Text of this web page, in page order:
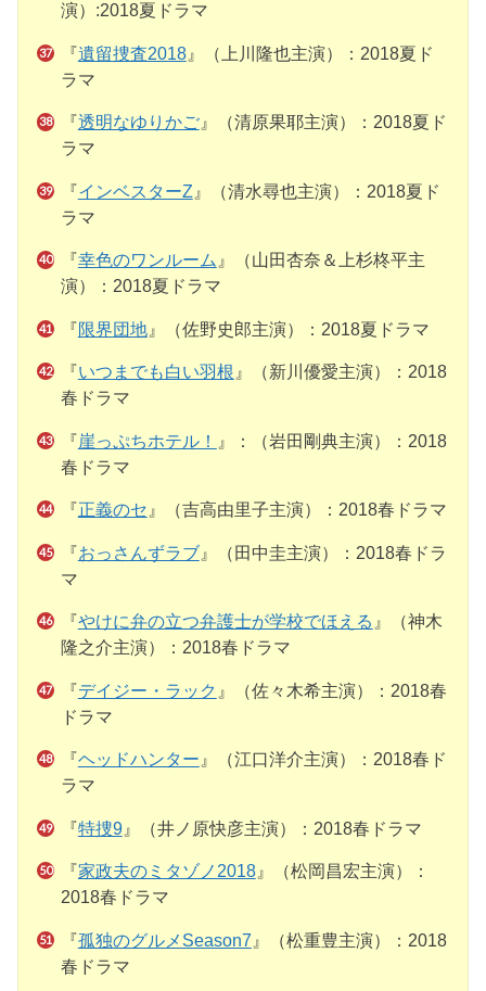
演）:2018夏ドラマ
『遺留捜査2018』（上川隆也主演）：2018夏ド
ラマ
『透明なゆりかご』（清原果耶主演）：2018夏ド
ラマ
『インベスターZ 』（清水尋也主演）：2018夏ド
ラマ
『幸色のワンルーム 』（山田杏奈＆上杉柊平主
演）：2018夏ドラマ
『限界団地』（佐野史郎主演）：2018夏ドラマ
『いつまでも白い羽根 』（新川優愛主演）：2018
春ドラマ
『崖っぷちホテル！
』：（岩田剛典主演）：2018
春ドラマ
『正義のセ 』（吉高由里子主演）：2018春ドラマ
『おっさんずラブ』（田中圭主演）：2018春ドラ
マ
『やけに弁の立つ弁護士が学校でほえる 』（神木
隆之介主演）：2018春ドラマ
『デイジー・ラック 』（佐々木希主演）：2018春
ドラマ
『ヘッドハンター 』（江口洋介主演）：2018春ド
ラマ
『特捜9』（井ノ原快彦主演）：2018春ドラマ
『家政夫のミタゾノ2018』（松岡昌宏主演）：
2018春ドラマ
『孤独のグルメSeason7 』（松重豊主演）：2018
春ドラマ